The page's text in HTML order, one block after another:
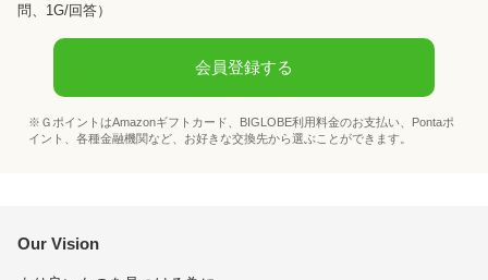
問、1G/回答）
会員登録する
※ＧポイントはAmazonギフトカード、BIGLOBE利用料金のお支払い、Pontaポ
イント、各種金融機関など、お好きな交換先から選ぶことができます。
Our Vision